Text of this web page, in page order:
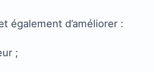
également d’améliorer :
;